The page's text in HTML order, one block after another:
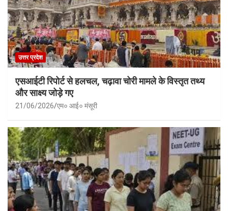
उत्तर प्रदेश
एसआईटी रिपोर्ट से हलचल, चढ़ावा चोरी मामले के विस्तृत तथ्य
और साक्ष्य जोड़े गए
21/06/2026 एम० आई० मंसूरी